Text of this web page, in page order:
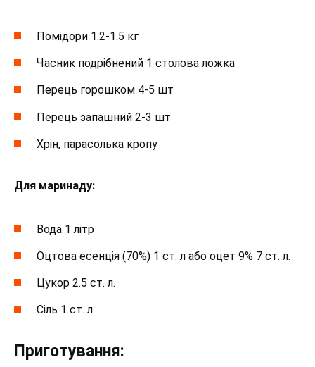
Помідори 1.2-1.5 кг
Часник подрібнений 1 столова ложка
Перець горошком 4-5 шт
Перець запашний 2-3 шт
Хрін, парасолька кропу
Для маринаду:
Вода 1 літр
Оцтова есенція (70%) 1 ст. л або оцет 9% 7 ст. л.
Цукор 2.5 ст. л.
Сіль 1 ст. л.
Приготування: